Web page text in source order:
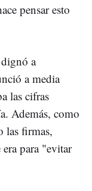
pensar esto
a
a media
las cifras
Además, como
las firmas,
para "evitar